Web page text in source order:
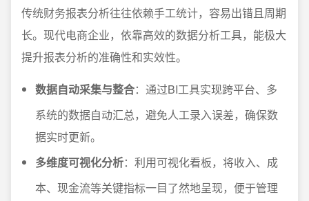
传统财务报表分析往往依赖手工统计，容易出错且周期
长。现代电商企业，依靠高效的数据分析工具，能极大
提升报表分析的准确性和实效性。
数据自动采集与整合：通过BI工具实现跨平台、多
系统的数据自动汇总，避免人工录入误差，确保数
据实时更新。
多维度可视化分析：利用可视化看板，将收入、成
本、现金流等关键指标一目了然地呈现，便于管理